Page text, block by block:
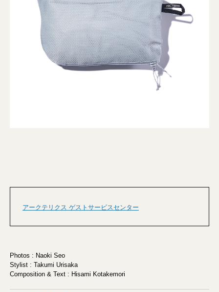
アークテリクス ゲストサービスセンター
Photos : Naoki Seo
Stylist : Takumi Urisaka
Composition & Text : Hisami Kotakemori